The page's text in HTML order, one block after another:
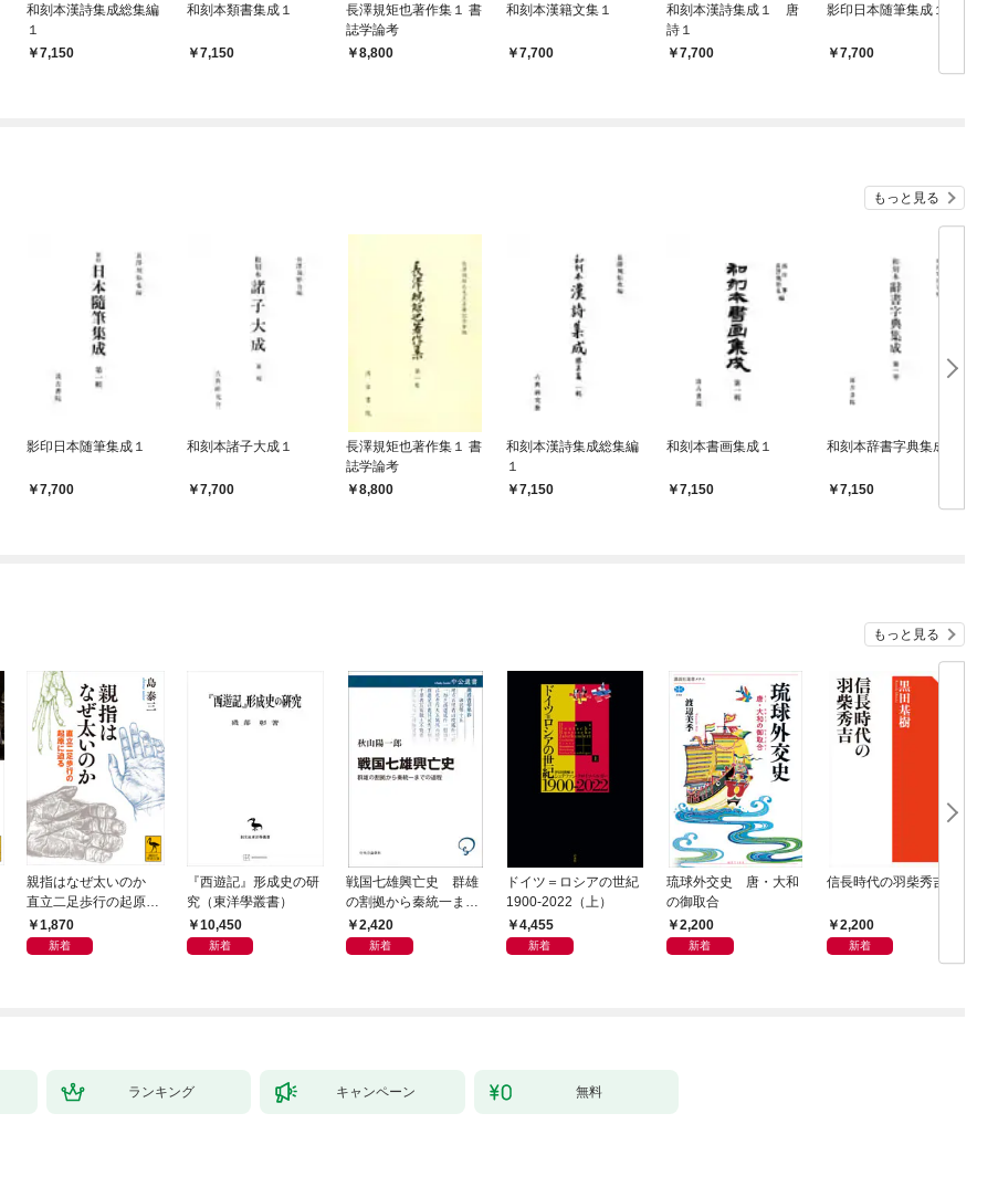
和刻本漢詩集成総集編
１
7,150
和刻本類書集成１
7,150
長澤規矩也著作集１ 書
誌学論考
8,800
和刻本漢籍文集１
7,700
和刻本漢詩集成１ 唐
詩１
7,700
影印日本随筆集成１
7,700
もっと見る
影印日本随筆集成１
7,700
和刻本諸子大成１
7,700
長澤規矩也著作集１ 書
誌学論考
8,800
和刻本漢詩集成総集編
１
7,150
和刻本書画集成１
7,150
和刻本辞書字典集成１
7,150
もっと見る
親指はなぜ太いのか
直立二足歩行の起原に
迫る1,870
新着
『西遊記』形成史の研
究（東洋學叢書）
10,450
新着
戦国七雄興亡史 群雄
の割拠から秦統一まで
の道程
2,420
新着
ドイツ＝ロシアの世紀
1900-2022（上）
4,455
新着
琉球外交史 唐・大和
の御取合
2,200
新着
信長時代の羽柴秀吉
2,200
新着
ランキング キャンペーン 無料